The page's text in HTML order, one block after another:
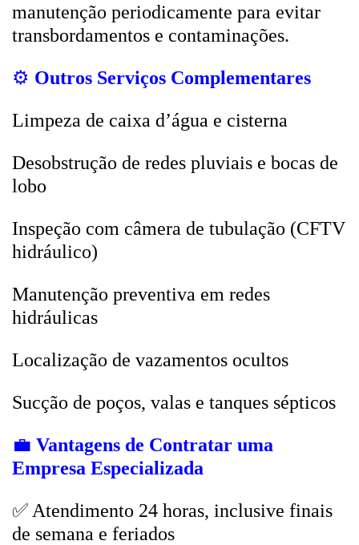
manutenção periodicamente para evitar
transbordamentos e contaminações.
⚙️ Outros Serviços Complementares
Limpeza de caixa d’água e cisterna
Desobstrução de redes pluviais e bocas de
lobo
Inspeção com câmera de tubulação (CFTV
hidráulico)
Manutenção preventiva em redes
hidráulicas
Localização de vazamentos ocultos
Sucção de poços, valas e tanques sépticos
💼 Vantagens de Contratar uma
Empresa Especializada
✅ Atendimento 24 horas, inclusive finais
de semana e feriados